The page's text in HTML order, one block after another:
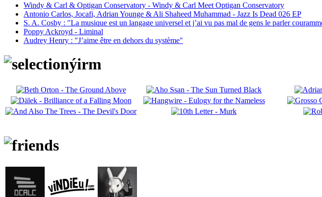
Windy & Carl & Optigan Conservatory - Windy & Carl Meet Optigan Conservatory
Antonio Carlos, Jocafi, Adrian Younge & Ali Shaheed Muhammad - Jazz Is Dead 026 EP
S. A. Cosby : "La musique est un langage universel et j’ai vu pas mal de gens le parler
Poppy Ackroyd - Liminal
Audrey Henry : "J’aime être en dehors du système"